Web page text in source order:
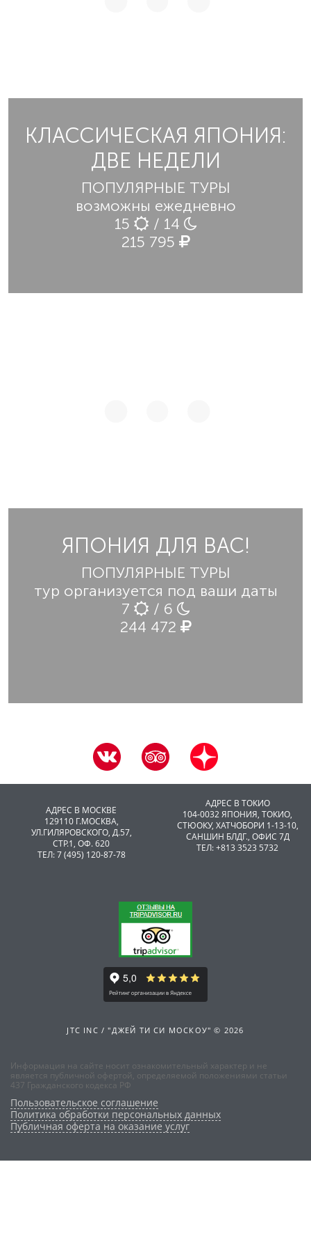
КЛАССИЧЕСКАЯ ЯПОНИЯ:
ДВЕ НЕДЕЛИ
ПОПУЛЯРНЫЕ ТУРЫ
возможны ежедневно
15
/ 14
215 795
ЯПОНИЯ ДЛЯ ВАС!
ПОПУЛЯРНЫЕ ТУРЫ
тур организуется под ваши даты
7
/ 6
244 472
АДРЕС В МОСКВЕ
129110 Г.МОСКВА,
УЛ.ГИЛЯРОВСКОГО, Д.57,
СТР.1, ОФ. 620
ТЕЛ: 7 (495) 120-87-78
АДРЕС В ТОКИО
104-0032 ЯПОНИЯ, ТОКИО,
CТЮОКУ, ХАТЧОБОРИ 1-13-10,
САНШИН БЛДГ., ОФИС 7Д
ТЕЛ: +813 3523 5732
JTC INC / "ДЖЕЙ ТИ СИ МОСКОУ" © 2026
Информация на сайте носит ознакомительный характер и не
является публичной офертой, определяемой положениями статьи
437 Гражданского кодекса РФ
Пользовательское соглашение
Политика обработки персональных данных
Публичная оферта на оказание услуг